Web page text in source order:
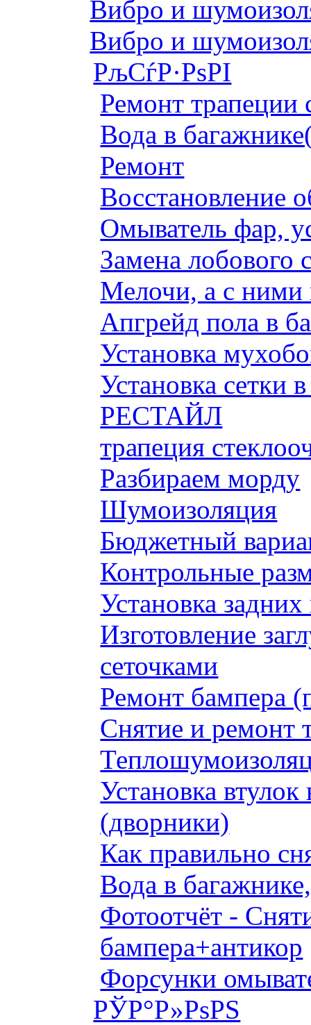
Вибро и
Вибро и
РљСѓР·РѕРІ
Ремонт трапеции
Вода в
Ремонт
Восстановление
Омыватель фар,
Замена лобового
Мелочи, а с ними
Апгрейд пола в
Установка
Установка сетки
РЕСТАЙЛ
трапеция
Разбираем морду
Шумоизоляция
Бюджетный
Контрольные
Установка
Изготовление
сеточками
Ремонт бампера
Снятие и ремонт
Установка втулок
(дворники)
Как правильно
Вода в
Фотоотчёт -
бампера+антикор
Форсунки
РЎР°Р»РѕРЅ